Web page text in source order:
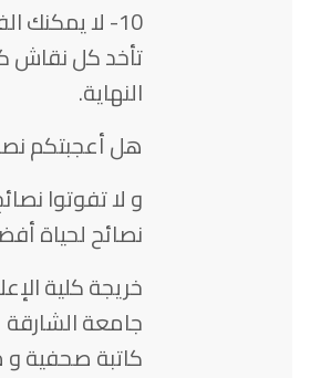
10- لا
تأخد كل نقاش
النهاية.
هل أعجبتكم
و لا تفوتوا
نصائح لحياة
خريجة كلية
جامعة الشارقة
كاتبة صحفية و